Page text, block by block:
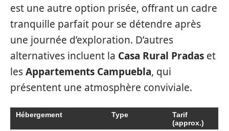
est une autre option prisée, offrant un cadre
tranquille parfait pour se détendre après
une journée d’exploration. D’autres
alternatives incluent la Casa Rural Pradas et
lesAppartements Campuebla, qui
présentent une atmosphère conviviale.
Hébergement Type
Tarif
(approx.)